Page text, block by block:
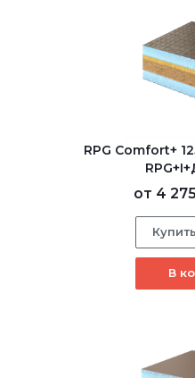
RPG Comfort+
от 4
В